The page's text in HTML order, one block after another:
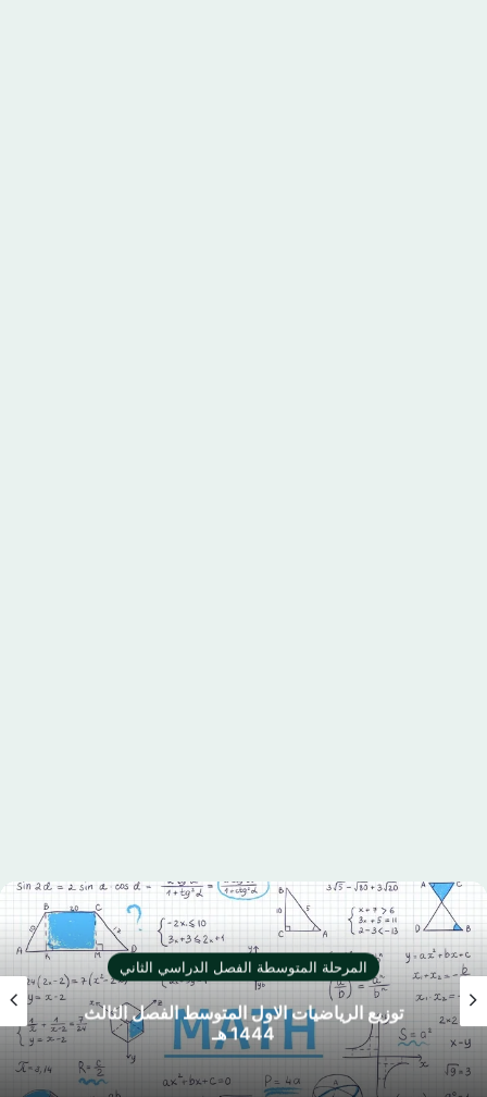
المرحلة المتوسطة الفصل الدراسي الثاني
اختبار نهائي المهارات الرقمية الثالث المتوسط
الفصل الثاني 1444 هـ